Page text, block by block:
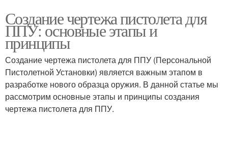
Создание чертежа пистолета для
ППУ: основные этапы и
принципы
Создание чертежа пистолета для ППУ (Персональной
Пистолетной Установки) является важным этапом в
разработке нового образца оружия. В данной статье мы
рассмотрим основные этапы и принципы создания
чертежа пистолета для ППУ.